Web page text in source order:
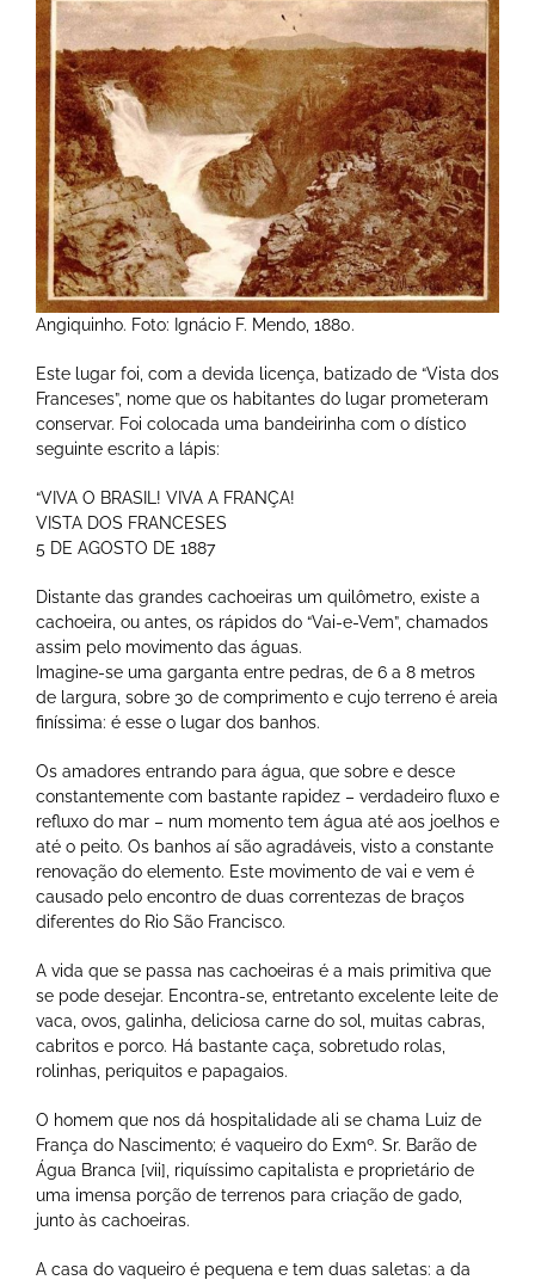
Angiquinho. Foto: Ignácio F. Mendo, 1880.
Este lugar foi, com a devida licença, batizado de “Vista dos
Franceses”, nome que os habitantes do lugar prometeram
conservar. Foi colocada uma bandeirinha com o dístico
seguinte escrito a lápis:
“VIVA O BRASIL! VIVA A FRANÇA!
VISTA DOS FRANCESES
5 DE AGOSTO DE 1887
Distante das grandes cachoeiras um quilômetro, existe a
cachoeira, ou antes, os rápidos do “Vai-e-Vem”, chamados
assim pelo movimento das águas.
Imagine-se uma garganta entre pedras, de 6 a 8 metros
de largura, sobre 30 de comprimento e cujo terreno é areia
finíssima: é esse o lugar dos banhos.
Os amadores entrando para água, que sobre e desce
constantemente com bastante rapidez – verdadeiro fluxo e
refluxo do mar – num momento tem água até aos joelhos e
até o peito. Os banhos aí são agradáveis, visto a constante
renovação do elemento. Este movimento de vai e vem é
causado pelo encontro de duas correntezas de braços
diferentes do Rio São Francisco.
A vida que se passa nas cachoeiras é a mais primitiva que
se pode desejar. Encontra-se, entretanto excelente leite de
vaca, ovos, galinha, deliciosa carne do sol, muitas cabras,
cabritos e porco. Há bastante caça, sobretudo rolas,
rolinhas, periquitos e papagaios.
O homem que nos dá hospitalidade ali se chama Luiz de
França do Nascimento; é vaqueiro do Exmº. Sr. Barão de
Água Branca [vii], riquíssimo capitalista e proprietário de
uma imensa porção de terrenos para criação de gado,
junto às cachoeiras.
A casa do vaqueiro é pequena e tem duas saletas: a da